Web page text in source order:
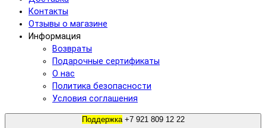
Контакты
Отзывы о магазине
Информация
Возвраты
Подарочные сертификаты
О нас
Политика безопасности
Условия соглашения
Поддержка +7 921 809 12 22